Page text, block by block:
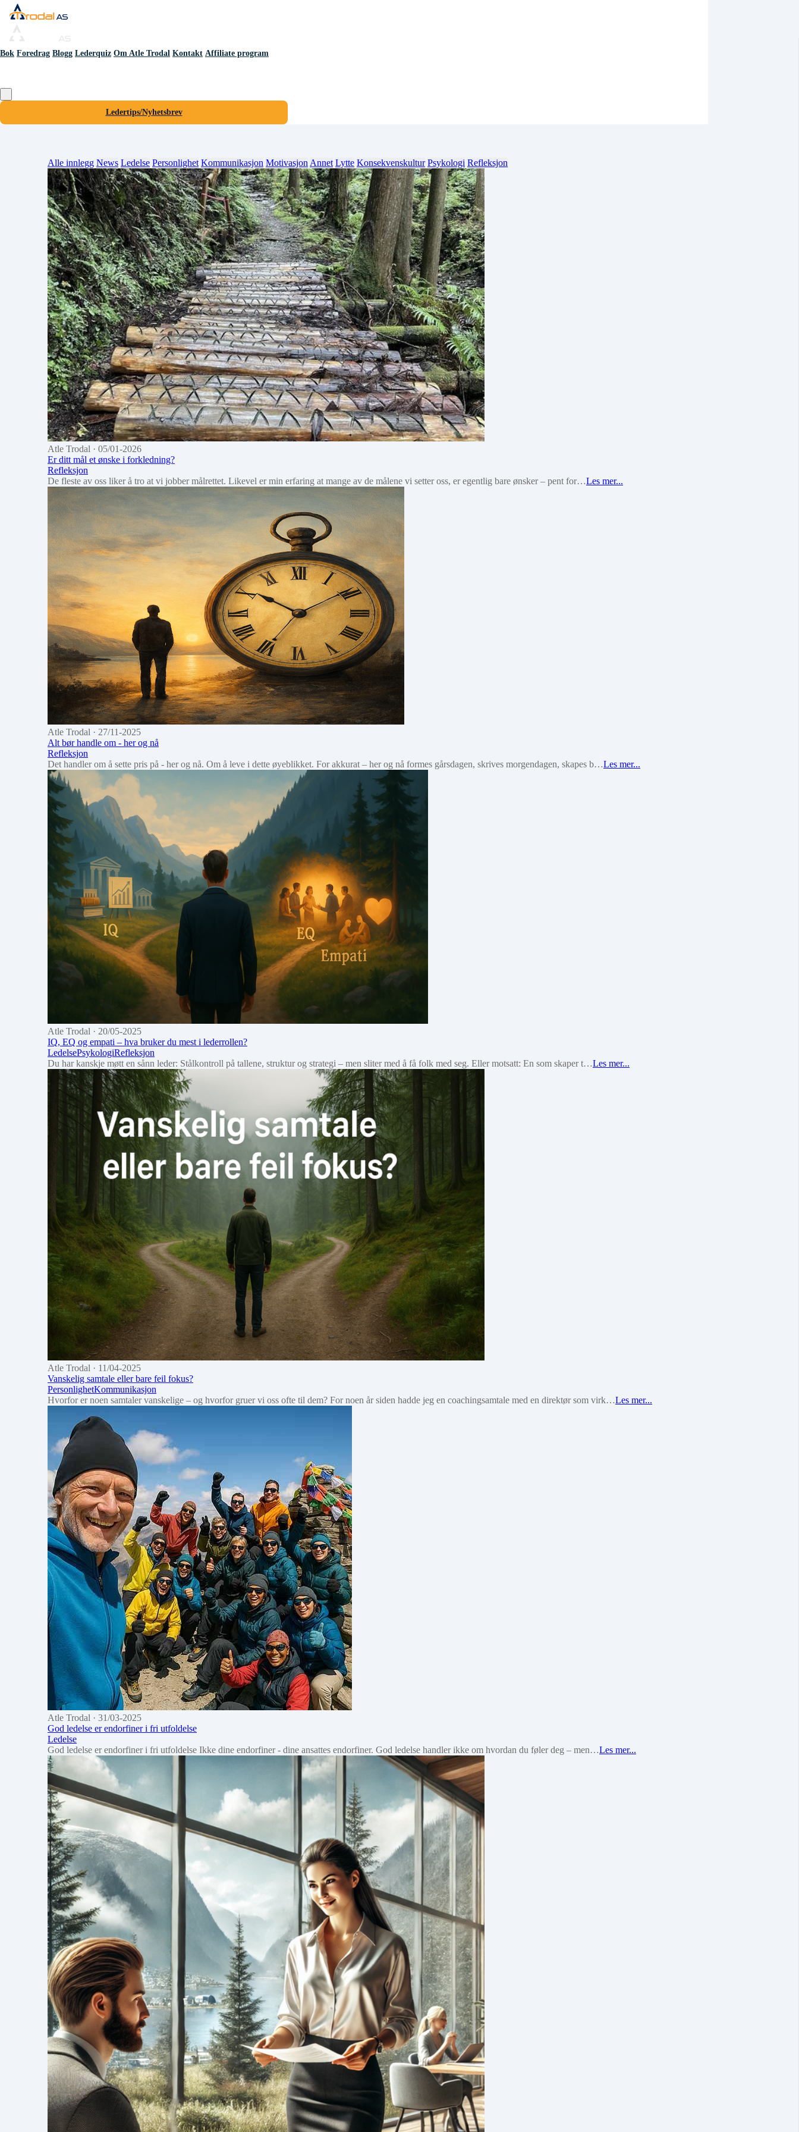
Bok Foredrag Blogg Lederquiz Om Atle Trodal Kontakt Affiliate program
Ledertips/Nyhetsbrev
Alle innlegg News Ledelse Personlighet Kommunikasjon Motivasjon Annet Lytte Konsekvenskultur Psykologi Refleksjon
Atle Trodal · 05/01-2026
Er ditt mål et ønske i forkledning?
Refleksjon
De fleste av oss liker å tro at vi jobber målrettet. Likevel er min erfaring at mange av de målene vi setter oss, er egentlig bare ønsker – pent for…Les mer...
Atle Trodal · 27/11-2025
Alt bør handle om - her og nå
Refleksjon
Det handler om å sette pris på - her og nå. Om å leve i dette øyeblikket. For akkurat – her og nå formes gårsdagen, skrives morgendagen, skapes b…Les mer...
Atle Trodal · 20/05-2025
IQ, EQ og empati – hva bruker du mest i lederrollen?
LedelsePsykologiRefleksjon
Du har kanskje møtt en sånn leder: Stålkontroll på tallene, struktur og strategi – men sliter med å få folk med seg. Eller motsatt: En som skaper t…Les mer...
Atle Trodal · 11/04-2025
Vanskelig samtale eller bare feil fokus?
PersonlighetKommunikasjon
Hvorfor er noen samtaler vanskelige – og hvorfor gruer vi oss ofte til dem? For noen år siden hadde jeg en coachingsamtale med en direktør som virk…Les mer...
Atle Trodal · 31/03-2025
God ledelse er endorfiner i fri utfoldelse
Ledelse
God ledelse er endorfiner i fri utfoldelse Ikke dine endorfiner - dine ansattes endorfiner. God ledelse handler ikke om hvordan du føler deg – men…Les mer...